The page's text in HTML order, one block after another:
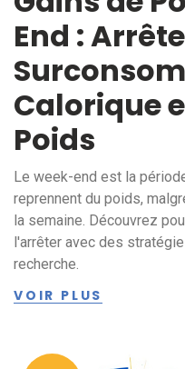
End :
Calorique
Poids
Le week-end est la
reprennent du poids,
la semaine. Découvrez
l'arrêter avec des
recherche.
VOIR PLUS